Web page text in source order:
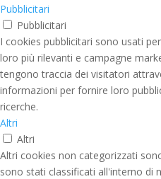
Pubblicitari
Pubblicitari
I cookies pubblicitari sono usati
loro più rilevanti e campagne
tengono traccia dei visitatori
informazioni per fornire loro
ricerche.
Altri
Altri
Altri cookies non categorizzati
sono stati classificati all'interno di